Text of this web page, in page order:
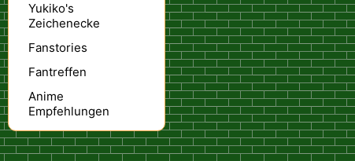
Yukiko's
Zeichenecke
Fanstories
Fantreffen
Anime
Empfehlungen